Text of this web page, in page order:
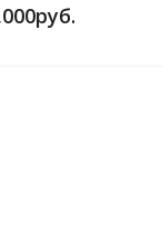
руб.